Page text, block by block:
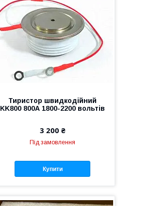
Тиристор швидкодійний
KK800 800А 1800-2200 вольтів
3 200 ₴
Під замовлення
Купити